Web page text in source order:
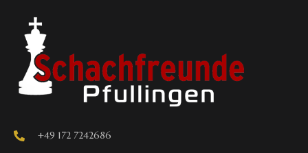
+49 172 7242686